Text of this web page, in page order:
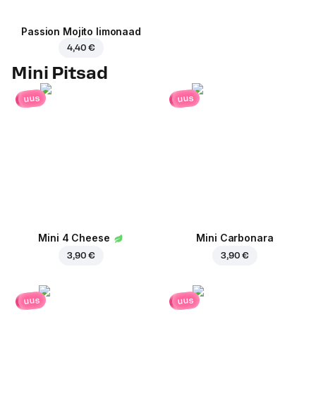
Passion Mojito limonaad
4,40 €
Mini Pitsad
uus
Mini 4 Cheese
3,90 €
uus
Mini Carbonara
3,90 €
uus uus